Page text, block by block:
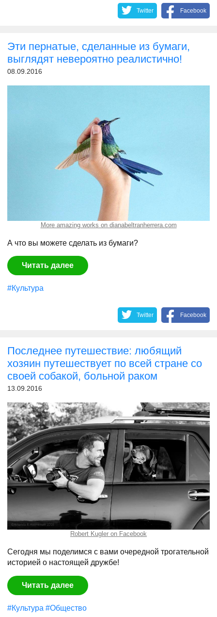
Twitter Facebook
Эти пернатые, сделанные из бумаги,
выглядят невероятно реалистично!
08.09.2016
More amazing works on dianabeltranherrera.com
А что вы можете сделать из бумаги?
Читать далее
#Культура
Twitter Facebook
Последнее путешествие: любящий
хозяин путешествует по всей стране со
своей собакой, больной раком
13.09.2016
Robert Kugler on Facebook
Сегодня мы поделимся с вами очередной трогательной
историей о настоящей дружбе!
Читать далее
#Культура #Общество